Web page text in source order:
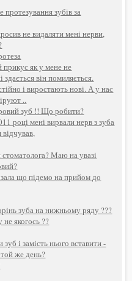
протезування зубів за
не видаляти мені нерви,
прикус як у мене не
він помиляється.
і виростають нові. А у нас
..
зуб !! Що робити?
році мені вирвали нерв з зуба
Маю на увазі
що підемо на прийом до
зуба на нижньому ряду ???
якогось ??
і замість нього вставити -
же день?